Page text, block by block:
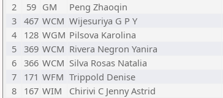
2
59 GM Peng Zhaoqin
3 467 WCM Wijesuriya G P Y
4
128 WGM Pilsova Karolina
5 369 WCM Rivera Negron Yanira
6 366 WCM Silva Rosas Natalia
7
171 WFM Trippold Denise
8
167 WIM Chirivi C Jenny Astrid